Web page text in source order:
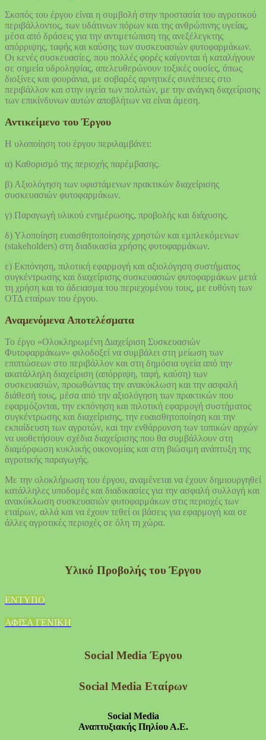
Σκοπός του έργου είναι η συμβολή στην προστασία του αγροτικού
περιβάλλοντος, των υδάτινων πόρων και της ανθρώπινης υγείας,
μέσα από δράσεις για την αντιμετώπιση της ανεξέλεγκτης
απόρριψης, ταφής και καύσης των συσκευασιών φυτοφαρμάκων.
Οι κενές συσκευασίες, που πολλές φορές καίγονται ή καταλήγουν
σε σημεία υδροληψίας, απελευθερώνουν τοξικές ουσίες, όπως
διοξίνες και φουράνια, με σοβαρές αρνητικές συνέπειες στο
περιβάλλον και στην υγεία των πολιτών, με την ανάγκη διαχείρισης
των επικίνδυνων αυτών αποβλήτων να είναι άμεση.
Αντικείμενο του Έργου
Η υλοποίηση του έργου περιλαμβάνει:
α) Καθορισμό της περιοχής παρέμβασης.
β) Αξιολόγηση των υφιστάμενων πρακτικών διαχείρισης
συσκευασιών φυτοφαρμάκων.
γ) Παραγωγή υλικού ενημέρωσης, προβολής και διάχυσης.
δ) Υλοποίηση ευαισθητοποίησης χρηστών και εμπλεκόμενων
(stakeholders) στη διαδικασία χρήσης φυτοφαρμάκων.
ε) Εκπόνηση, πιλοτική εφαρμογή και αξιολόγηση συστήματος
συγκέντρωσης και διαχείρισης συσκευασιών φυτοφαρμάκων μετά
τη χρήση και το άδειασμα του περιεχομένου τους, με ευθύνη των
ΟΤΔ εταίρων του έργου.
Αναμενόμενα Αποτελέσματα
Το έργο «Ολοκληρωμένη Διαχείριση Συσκευασιών
Φυτοφαρμάκων» φιλοδοξεί να συμβάλει στη μείωση των
επιπτώσεων στο περιβάλλον και στη δημόσια υγεία από την
ακατάλληλη διαχείριση (απόρριψη, ταφή, καύση) των
συσκευασιών, προωθώντας την ανακύκλωση και την ασφαλή
διάθεσή τους, μέσα από την αξιολόγηση των πρακτικών που
εφαρμόζονται, την εκπόνηση και πιλοτική εφαρμογή συστήματος
συγκέντρωσης και διαχείρισης, την ευαισθητοποίηση και την
εκπαίδευση των αγροτών, και την ενθάρρυνση των τοπικών αρχών
να υιοθετήσουν σχέδια διαχείρισης που θα συμβάλλουν στη
διαμόρφωση κυκλικής οικονομίας και στη βιώσιμη ανάπτυξη της
αγροτικής παραγωγής.
Με την ολοκλήρωση του έργου, αναμένεται να έχουν δημιουργηθεί
κατάλληλες υποδομές και διαδικασίες για την ασφαλή συλλογή και
ανακύκλωση συσκευασιών φυτοφαρμάκων στις περιοχές των
εταίρων, αλλά και να έχουν τεθεί οι βάσεις για εφαρμογή και σε
άλλες αγροτικές περιοχές σε όλη τη χώρα.
Υλικό Προβολής του Έργου
ΕΝΤΥΠΟ
ΑΦΙΣΑ ΓΕΝΙΚΗ
Social Media Έργου
Social Media Εταίρων
Social Media
Αναπτυξιακής Πηλίου Α.Ε.